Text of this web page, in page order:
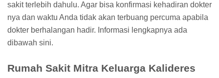
sakit terlebih dahulu. Agar bisa konfirmasi kehadiran dokter
nya dan waktu Anda tidak akan terbuang percuma apabila
dokter berhalangan hadir. Informasi lengkapnya ada
dibawah sini.
Rumah Sakit Mitra Keluarga Kalideres